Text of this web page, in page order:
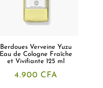
Berdoues Verveine Yuzu
Eau de Cologne Fraîche
et Vivifiante 125 ml
4.900 CFA